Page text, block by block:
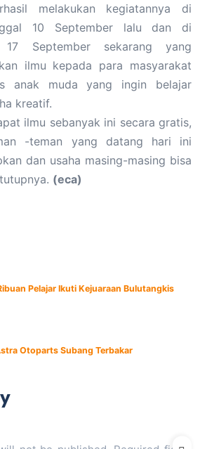
melakukan kegiatannya di
10 September lalu dan di
17 September sekarang yang
ilmu kepada para masyarakat
anak muda yang ingin belajar
kreatif.
ilmu sebanyak ini secara gratis,
-teman yang datang hari ini
dan usaha masing-masing bisa
(eca)
Pelajar Ikuti Kejuaraan Bulutangkis
Otoparts Subang Terbakar